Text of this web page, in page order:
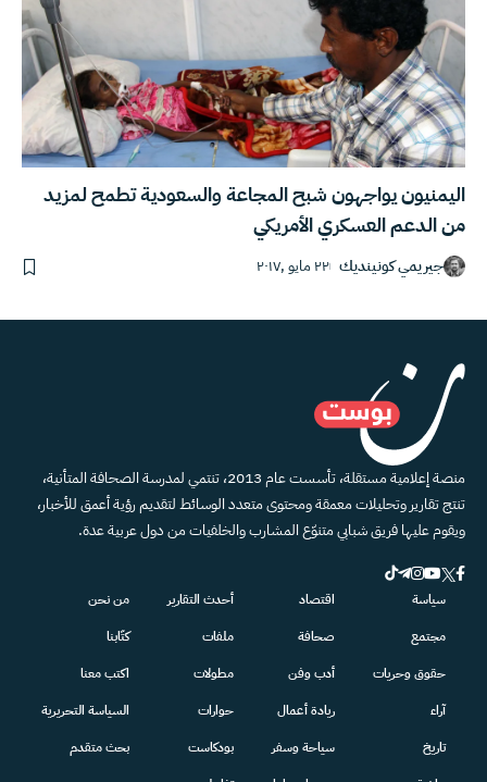
اليمنيون يواجهون شبح المجاعة والسعودية تطمح لمزيد
من الدعم العسكري الأمريكي
جيريمي كونينديك ٢٢ مايو ,٢٠١٧
منصة إعلامية مستقلة، تأسست عام 2013، تنتمي لمدرسة الصحافة المتأنية،
تنتج تقارير وتحليلات معمقة ومحتوى متعدد الوسائط لتقديم رؤية أعمق للأخبار،
ويقوم عليها فريق شبابي متنوّع المشارب والخلفيات من دول عربية عدة.
سياسة
مجتمع
حقوق وحريات
آراء
تاريخ
اقتصاد
صحافة
أدب وفن
ريادة أعمال
سياحة وسفر
أحدث التقارير
ملفات
مطولات
حوارات
بودكاست
من نحن
كتّابنا
اكتب معنا
السياسة التحريرية
بحث متقدم